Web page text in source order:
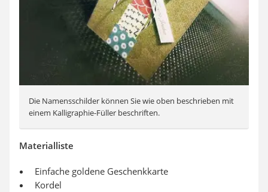
Die Namensschilder können Sie wie oben beschrieben mit
einem Kalligraphie-Füller beschriften.
Materialliste
Einfache goldene Geschenkkarte
Kordel